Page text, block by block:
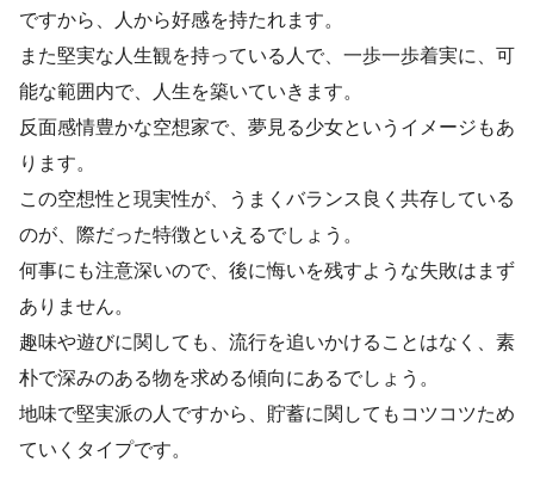
ですから、人から好感を持たれます。
また堅実な人生観を持っている人で、一歩一歩着実に、可
能な範囲内で、人生を築いていきます。
反面感情豊かな空想家で、夢見る少女というイメージもあ
ります。
この空想性と現実性が、うまくバランス良く共存している
のが、際だった特徴といえるでしょう。
何事にも注意深いので、後に悔いを残すような失敗はまず
ありません。
趣味や遊びに関しても、流行を追いかけることはなく、素
朴で深みのある物を求める傾向にあるでしょう。
地味で堅実派の人ですから、貯蓄に関してもコツコツため
ていくタイプです。